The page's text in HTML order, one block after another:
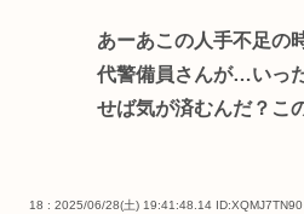
あーあこの人手不足の
代警備員さんが…いっ
せば気が済むんだ？こ
18 : 2025/06/28(土) 19:41:48.14 ID:XQMJ7TN90